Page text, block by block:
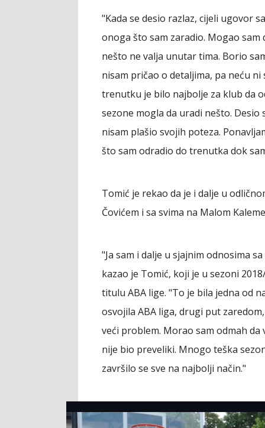
"Kada se desio razlaz, cijeli ugovor
onoga što sam zaradio. Mogao
nešto ne valja unutar tima. Borio
nisam pričao o detaljima, pa neću ni
trenutku je bilo najbolje za klub da
sezone mogla da uradi nešto. Desio
nisam plašio svojih poteza.
što sam odradio do trenutka dok
Tomić je rekao da je i dalje u
Čovićem i sa svima na Malom
"Ja sam i dalje u sjajnim odnosima
kazao je Tomić, koji je u sezoni
titulu ABA lige. "To je bila jedna od
osvojila ABA liga, drugi put
veći problem. Morao sam odmah
nije bio preveliki. Mnogo teška
završilo se sve na najbolji način."